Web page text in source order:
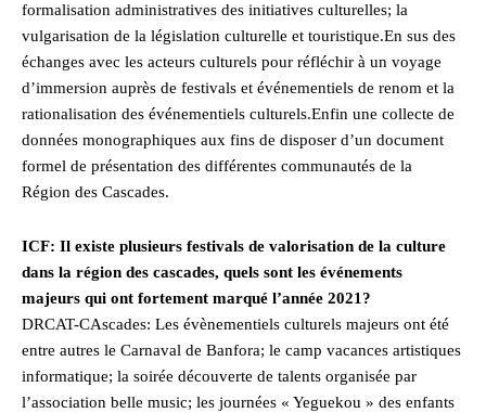
formalisation administratives des initiatives culturelles; la
vulgarisation de la législation culturelle et touristique.En sus des
échanges avec les acteurs culturels pour réfléchir à un voyage
d’immersion auprès de festivals et événementiels de renom et la
rationalisation des événementiels culturels.Enfin une collecte de
données monographiques aux fins de disposer d’un document
formel de présentation des différentes communautés de la
Région des Cascades.
ICF: Il existe plusieurs festivals de valorisation de la culture
dans la région des cascades, quels sont les événements
majeurs qui ont fortement marqué l’année 2021?
DRCAT-CAscades: Les évènementiels culturels majeurs ont été
entre autres le Carnaval de Banfora; le camp vacances artistiques
informatique; la soirée découverte de talents organisée par
l’association belle music; les journées « Yeguekou » des enfants